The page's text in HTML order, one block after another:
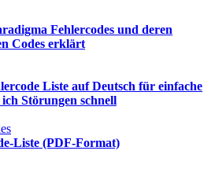
Fehlercodes und deren
Codes erklärt
Liste auf Deutsch für einfache
Störungen schnell
Liste (PDF-Format)